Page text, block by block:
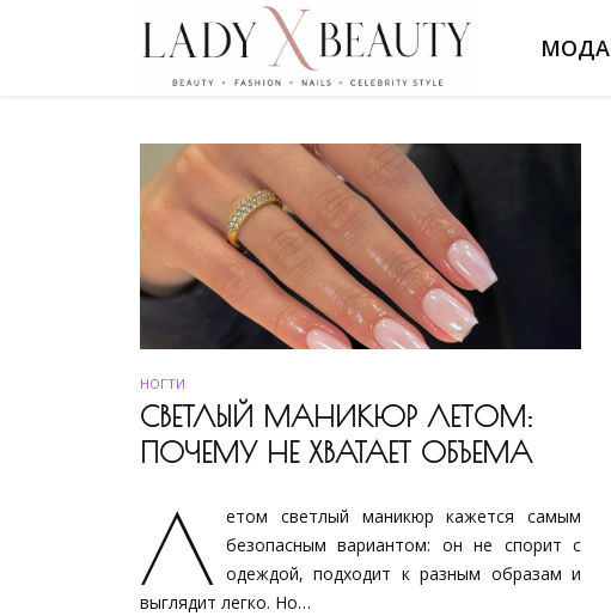
МОДА
НОГТИ
СВЕТЛЫЙ МАНИКЮР ЛЕТОМ:
ПОЧЕМУ НЕ ХВАТАЕТ ОБЪЕМА
Л етом светлый маникюр кажется самым
безопасным вариантом: он не спорит с
одеждой, подходит к разным образам и
выглядит легко. Но…